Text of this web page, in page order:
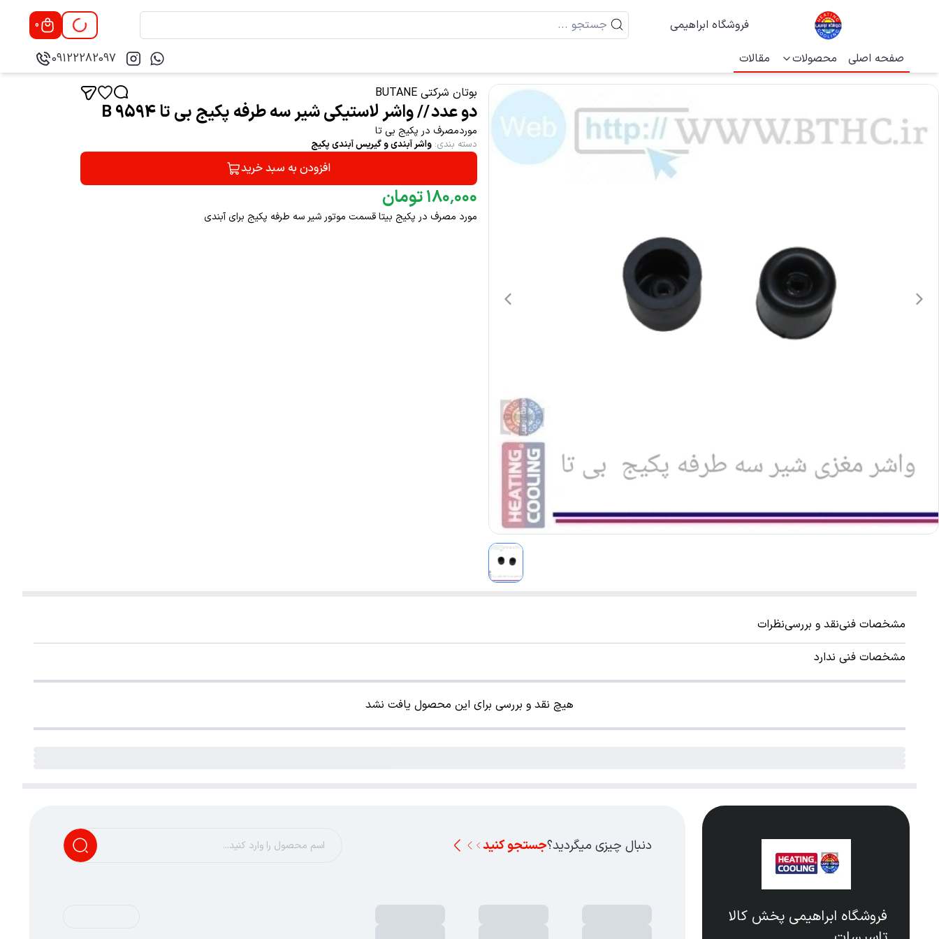
فروشگاه ابراهیمی 0
صفحه اصلی محصولات مقالات 09122282097
بوتان شرکتی BUTANE
دو عدد // واشر لاستیکی شیر سه طرفه پکیج بی تا 9594 B
موردمصرف در پکیج بی تا
دسته بندی: واشر آبندی و گیریس آبندی پکیج
افزودن به سبد خرید
۱۸۰٬۰۰۰ تومان
مورد مصرف در پکیج بیتا قسمت موتور شیر سه طرفه پکیج برای آبندی
مشخصات فنینقد و بررسینظرات
مشخصات فنی ندارد
هیچ نقد و بررسی برای این محصول یافت نشد
فروشگاه ابراهیمی پخش کالا
دنبال چیزی میگردید؟جستجو کنید